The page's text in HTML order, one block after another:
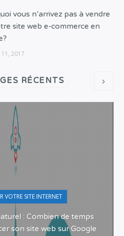
vous n’arrivez pas à vendre
site web e-commerce en
2017
RÉCENTS
VOTRE SITE INTERNET
: Combien de temps
son site web sur Google